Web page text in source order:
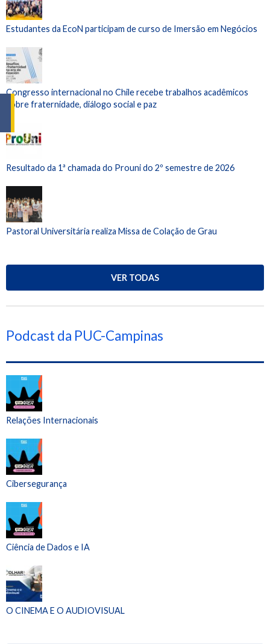
Estudantes da EcoN participam de curso de Imersão em Negócios
Congresso internacional no Chile recebe trabalhos acadêmicos
sobre fraternidade, diálogo social e paz
Resultado da 1ª chamada do Prouni do 2º semestre de 2026
Pastoral Universitária realiza Missa de Colação de Grau
VER TODAS
Podcast da PUC-Campinas
Relações Internacionais
Cibersegurança
Ciência de Dados e IA
O CINEMA E O AUDIOVISUAL